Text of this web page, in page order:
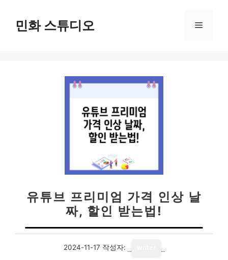
민화 스튜디오 메
유튜브 프리미엄 가격 인상 날
짜, 할인 받는법!
2024-11-17 작성자: